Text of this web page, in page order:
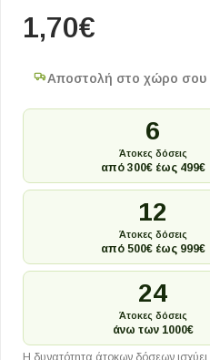
1,70€
Αποστολή στο χώρο σου
6
Άτοκες δόσεις
από 300€ έως 499€
12
Άτοκες δόσεις
από 500€ έως 999€
24
Άτοκες δόσεις
άνω των 1000€
Η δυνατότητα άτοκων δόσεων